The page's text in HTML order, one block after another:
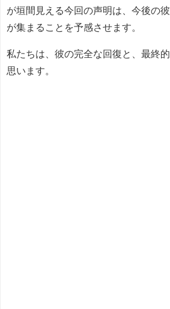
が垣間見える今回の声明は、今後の
が集まることを予感させます。
私たちは、彼の完全な回復と、最終
思います。